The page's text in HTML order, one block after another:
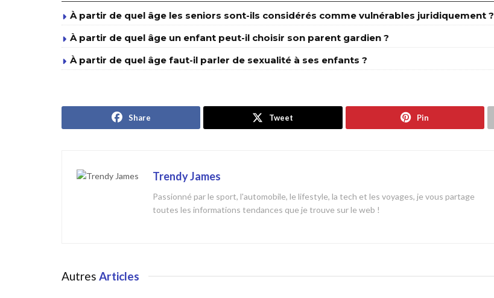
À partir de quel âge les seniors sont-ils considérés comme vulnérables juridiquement ?
À partir de quel âge un enfant peut-il choisir son parent gardien ?
À partir de quel âge faut-il parler de sexualité à ses enfants ?
Share Tweet Pin
Trendy James
Passionné par le sport, l'automobile, le lifestyle, la tech et les voyages, je vous partage
toutes les informations tendances que je trouve sur le web !
Autres Articles